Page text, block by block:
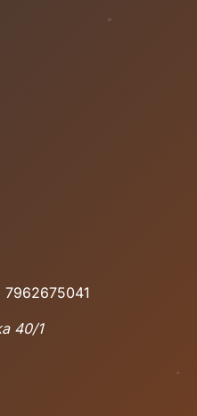
7962675041
40/1